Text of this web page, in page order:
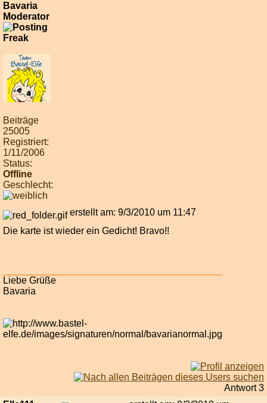
Bavaria
Moderator
Beiträge
25005
Registriert:
1/11/2006
Status:
Offline
Geschlecht:
erstellt am: 9/3/2010 um 11:47
Die karte ist wieder ein Gedicht! Bravo!!
Liebe Grüße
Bavaria
Antwort 3